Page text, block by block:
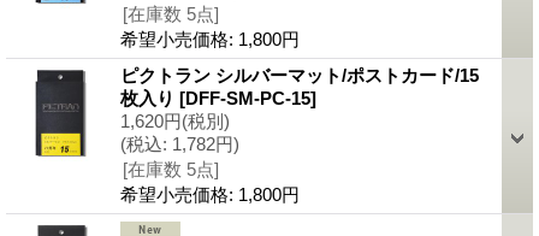
[在庫数 5点]
希望小売価格: 1,800円
ピクトラン シルバーマット/ポストカード/15
枚入り [DFF-SM-PC-15]
1,620円(税別)
(税込: 1,782円)
[在庫数 5点]
希望小売価格: 1,800円